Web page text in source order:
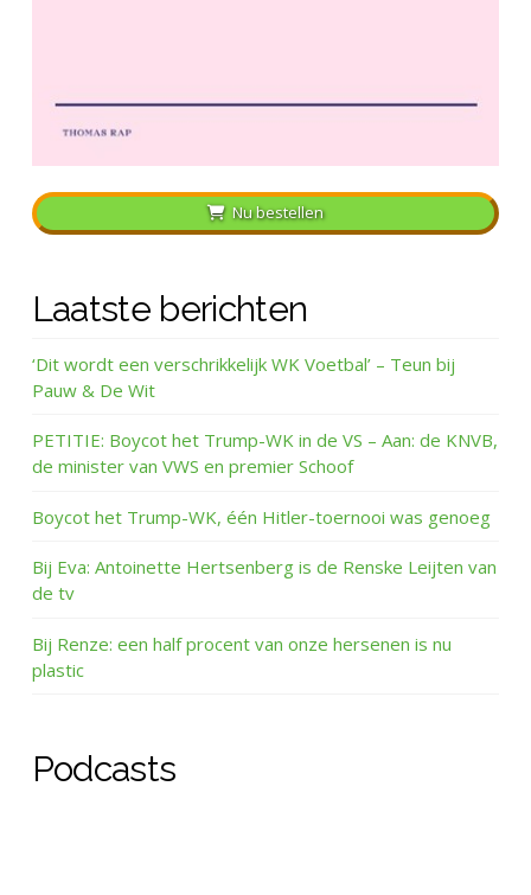
Nu bestellen
Laatste berichten
‘Dit wordt een verschrikkelijk WK Voetbal’ – Teun bij
Pauw & De Wit
PETITIE: Boycot het Trump-WK in de VS – Aan: de KNVB,
de minister van VWS en premier Schoof
Boycot het Trump-WK, één Hitler-toernooi was genoeg
Bij Eva: Antoinette Hertsenberg is de Renske Leijten van
de tv
Bij Renze: een half procent van onze hersenen is nu
plastic
Podcasts